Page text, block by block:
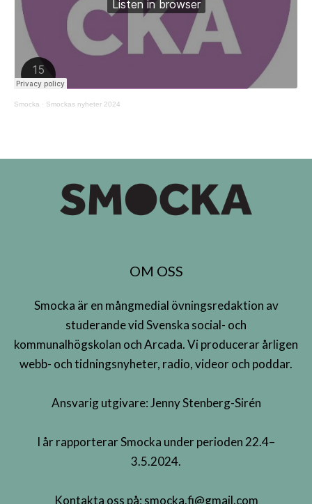
Smocka · Smockas nyheter 2024
OM OSS
Smocka är en mångmedial övningsredaktion av
studerande vid Svenska social- och
kommunalhögskolan och Arcada. Vi producerar årligen
webb- och tidningsnyheter, radio, videor och poddar.
Ansvarig utgivare: Jenny Stenberg-Sirén
I år rapporterar Smocka under perioden 22.4–
3.5.2024.
Kontakta oss på: smocka.fi@gmail.com